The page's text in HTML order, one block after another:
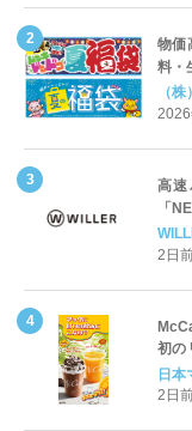
物価
料・
「
（
高速
「
2日
初の
ッペ
開始
日本
2日